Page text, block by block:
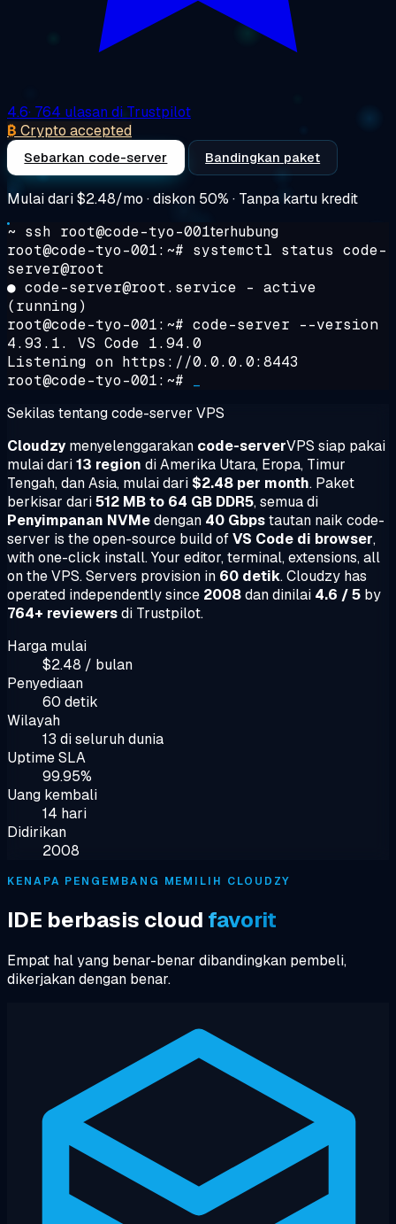
4.6· 764 ulasan di Trustpilot
₿ Crypto accepted
Sebarkan code-server Bandingkan paket
Mulai dari$2.48/mo · diskon 50% · Tanpa kartu kredit
~ ssh root@code-tyo-001terhubung
root@code-tyo-001:~# systemctl status code-
server@root
● code-server@root.service - active
(running)
root@code-tyo-001:~# code-server --version
4.93.1. VS Code 1.94.0
Listening on https://0.0.0.0:8443
root@code-tyo-001:~#
Sekilas tentang code-server VPS
Cloudzymenyelenggarakan code-serverVPS siap pakai
mulai dari13 region di Amerika Utara, Eropa, Timur
Tengah, dan Asia, mulai dari $2.48 per month. Paket
berkisar dari512 MB to 64 GB DDR5, semua di
Penyimpanan NVMedengan 40 Gbpstautan naik code-
server is the open-source build ofVS Code di browser,
with one-click install. Your editor, terminal, extensions, all
on the VPS. Servers provision in 60 detik. Cloudzy has
operated independently since 2008dan dinilai 4.6 / 5 by
764+ reviewersdi Trustpilot.
Harga mulai
$2.48 / bulan
Penyediaan
60 detik
Wilayah
13 di seluruh dunia
Uptime SLA
99.95%
Uang kembali
14 hari
Didirikan
2008
KENAPA PENGEMBANG MEMILIH CLOUDZY
IDE berbasis cloud favorit
Empat hal yang benar-benar dibandingkan pembeli,
dikerjakan dengan benar.